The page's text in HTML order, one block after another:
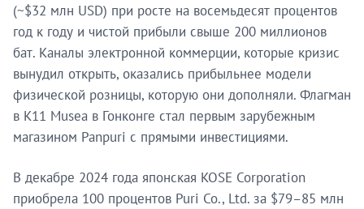
(~$32 млн USD) при росте на восемьдесят процентов
год к году и чистой прибыли свыше 200 миллионов
бат. Каналы электронной коммерции, которые кризис
вынудил открыть, оказались прибыльнее модели
физической розницы, которую они дополняли. Флагман
в K11 Musea в Гонконге стал первым зарубежным
магазином Panpuri с прямыми инвестициями.
В декабре 2024 года японская KOSE Corporation
приобрела 100 процентов Puri Co., Ltd. за $79–85 млн